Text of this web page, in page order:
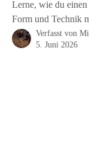
Lerne, wie du
Form und Technik
Verfasst von
5. Juni 2026